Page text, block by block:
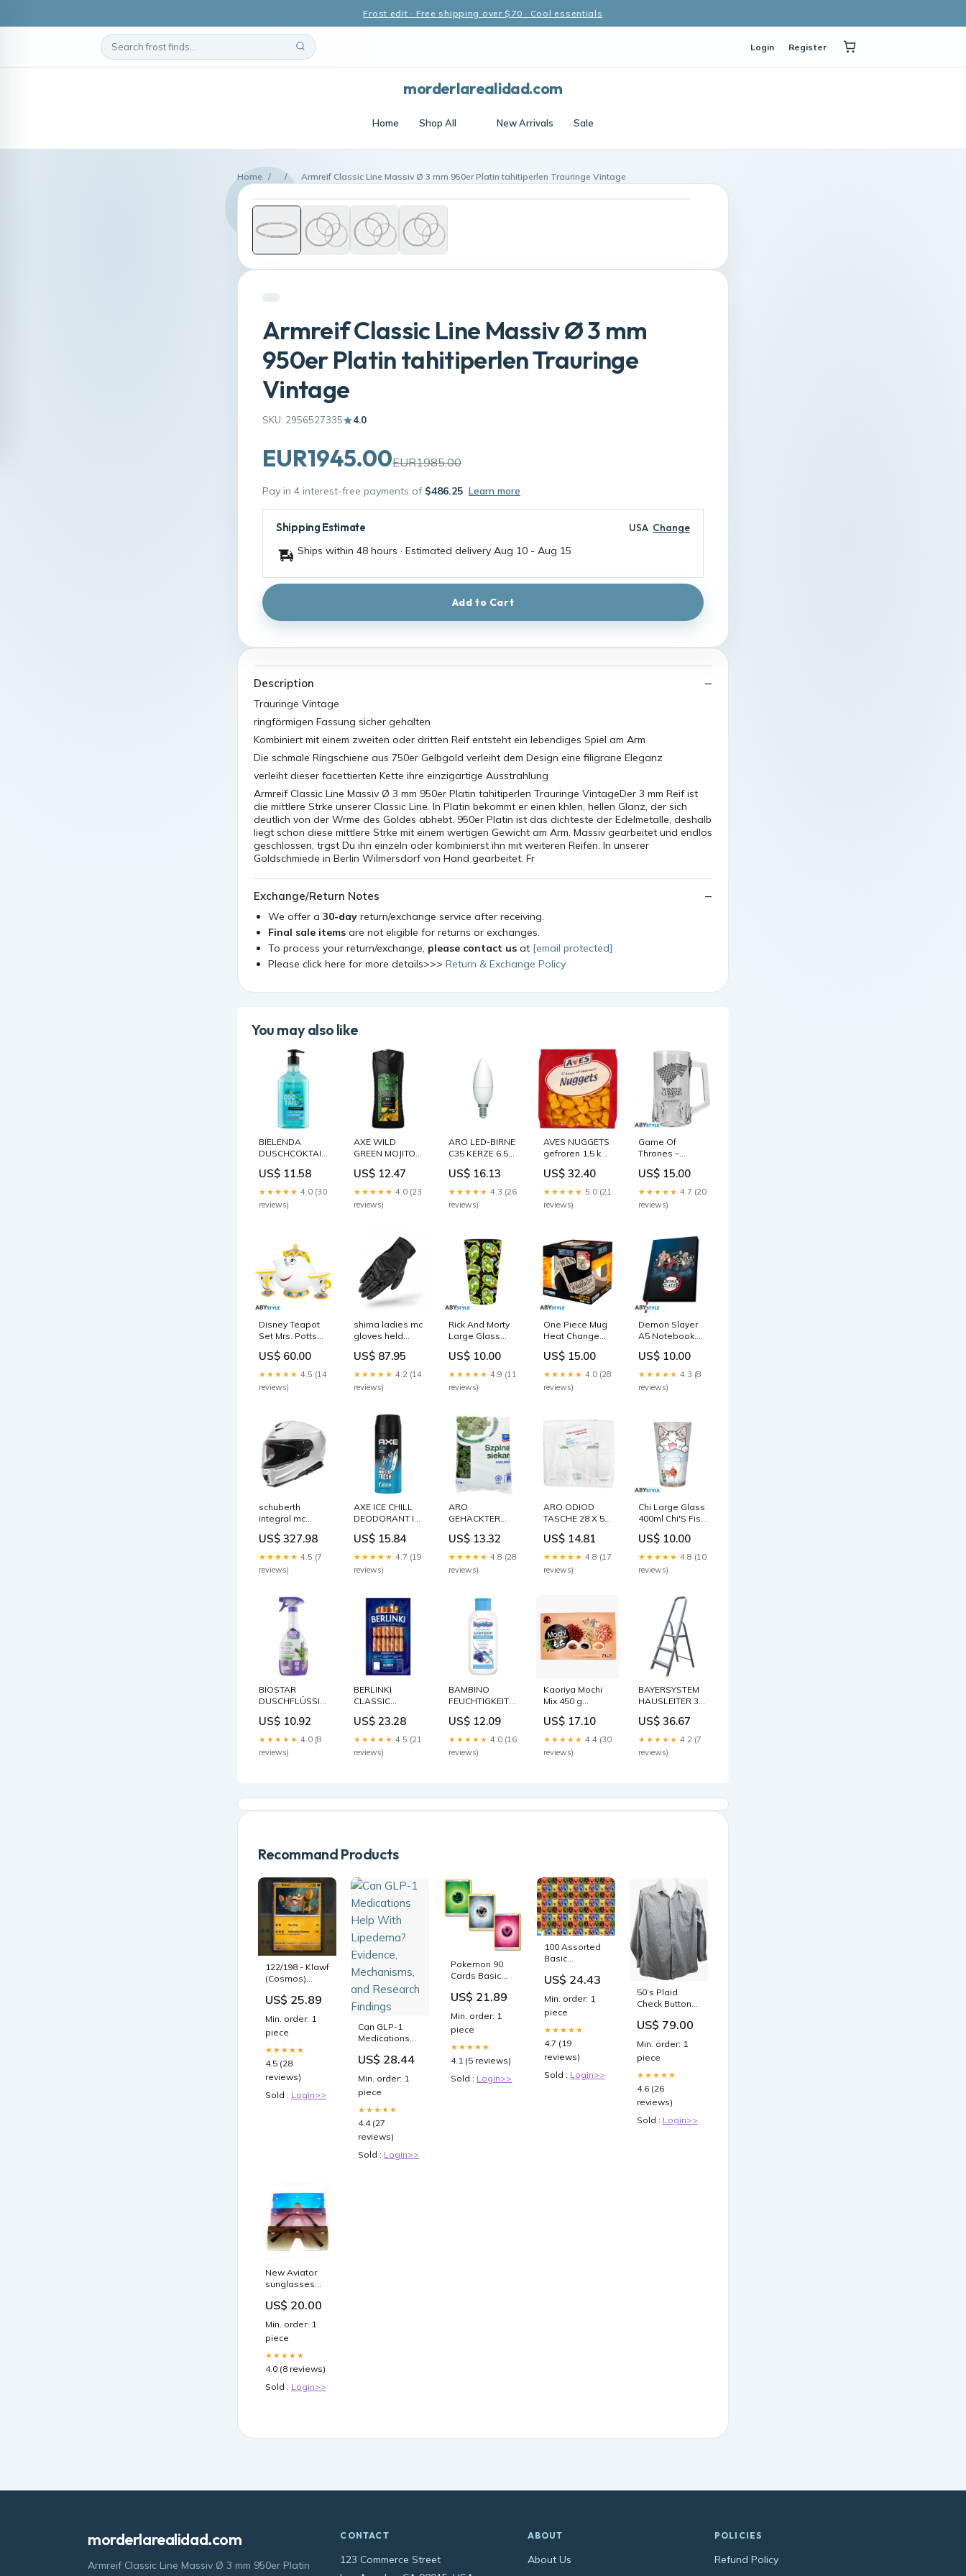
Frost edit · Free shipping over $70 · Cool essentials
Login Register
morderlarealidad.com
Home Shop All New Arrivals Sale
Home / / Armreif Classic Line Massiv Ø 3 mm 950er Platin tahitiperlen Trauringe Vintage
Armreif Classic Line Massiv Ø 3 mm
950er Platin tahitiperlen Trauringe
Vintage
SKU: 2956527335 4.0
EUR1945.00EUR1985.00
Pay in 4 interest-free payments of $486.25 Learn more
Shipping Estimate USA Change
Ships within 48 hours · Estimated delivery Aug 10 - Aug 15
Add to Cart
Description
Trauringe Vintage
ringförmigen Fassung sicher gehalten
Kombiniert mit einem zweiten oder dritten Reif entsteht ein lebendiges Spiel am Arm
Die schmale Ringschiene aus 750er Gelbgold verleiht dem Design eine filigrane Eleganz
verleiht dieser facettierten Kette ihre einzigartige Ausstrahlung
Armreif Classic Line Massiv Ø 3 mm 950er Platin tahitiperlen Trauringe VintageDer 3 mm Reif ist
die mittlere Strke unserer Classic Line. In Platin bekommt er einen khlen, hellen Glanz, der sich
deutlich von der Wrme des Goldes abhebt. 950er Platin ist das dichteste der Edelmetalle, deshalb
liegt schon diese mittlere Strke mit einem wertigen Gewicht am Arm. Massiv gearbeitet und endlos
geschlossen, trgst Du ihn einzeln oder kombinierst ihn mit weiteren Reifen. In unserer
Goldschmiede in Berlin Wilmersdorf von Hand gearbeitet. Fr
Exchange/Return Notes
We offer a 30-day return/exchange service after receiving.
Final sale items are not eligible for returns or exchanges.
To process your return/exchange, please contact us at [email protected]
Please click here for more details>>> Return & Exchange Policy
You may also like
BIELENDA
DUSCHCOKTAIL
MATCHA-
BLAUBEER-
ENERGISIERENDES
DUSCHGEL 400
US$ 11.58
★★★★★ 4.0 (30
reviews)
AXE WILD
GREEN MOJITO
DUSCHGEL
400ML
Leinsamenöl
US$ 12.47
★★★★★ 4.0 (23
reviews)
ARO LED-BIRNE
C35 KERZE 6,5W
pflanzliches
Glycerin
US$ 16.13
★★★★★ 4.3 (26
reviews)
AVES NUGGETS
gefroren 1,5 kg
Pasten
US$ 32.40
★★★★★ 5.0 (21
reviews)
Game Of
Thrones –
BNG
US$ 15.00
★★★★★ 4.7 (20
reviews)
Disney Teapot
Set Mrs. Potts
US$ 60.00
★★★★★ 4.5 (14
reviews)
shima ladies mc
gloves held
storlek_short-l
US$ 87.95
★★★★★ 4.2 (14
reviews)
Rick And Morty
Large Glass
Matte 3ED
US$ 10.00
★★★★★ 4.9 (11
reviews)
One Piece Mug
Heat Change
Cardboard Box
RAV
US$ 15.00
★★★★★ 4.0 (28
reviews)
Demon Slayer
A5 Notebook
US$ 10.00
★★★★★ 4.3 (8
reviews)
schuberth
integral mc
iphone_iphone
13 pro
US$ 327.98
★★★★★ 4.5 (7
reviews)
AXE ICE CHILL
DEODORANT IN
ML
Reisgetränke
US$ 15.84
★★★★★ 4.7 (19
reviews)
ARO
GEHACKTER
SPINAT 2,5 KG
Excluded GMC
GB
US$ 13.32
★★★★★ 4.8 (28
reviews)
ARO ODIOD
TASCHE 28 X 50
Trinkschokolade
US$ 14.81
★★★★★ 4.8 (17
reviews)
Chi Large Glass
400ml Chi'S Fish
US$ 10.00
★★★★★ 4.8 (10
reviews)
BIOSTAR
DUSCHFLÜSSIGKEIT
Nachtkerzenöl
US$ 10.92
★★★★★ 4.0 (8
reviews)
BERLINKI
CLASSIC
1,5 KG KARTE
Salze
US$ 23.28
★★★★★ 4.5 (21
reviews)
BAMBINO
FEUCHTIGKEITSSPENDENDES
400 ML
Klassischer
Kaffee
US$ 12.09
★★★★★ 4.0 (16
reviews)
Kaoriya Mochi
Mix 450 g
Soßen
US$ 17.10
★★★★★ 4.4 (30
reviews)
BAYERSYSTEM
HAUSLEITER 3
Joghurt
US$ 36.67
★★★★★ 4.2 (7
reviews)
Recommand Products
122/198 - Klawf
(Cosmos)
US$ 25.89
Min. order: 1
piece
★★★★★
4.5 (28
reviews)
Sold : Login>>
Can GLP-1
Medications
Lipedema?
Evidence,
Mechanisms,
and Research
Findings
US$ 28.44
Min. order: 1
piece
★★★★★
4.4 (27
reviews)
Sold : Login>>
Pokemon 90
Cards Basic
(10 of each
Games
US$ 21.89
Min. order: 1
piece
★★★★★
4.1 (5 reviews)
Sold : Login>>
100 Assorted
Basic
Energy Cards :
US$ 24.43
Min. order: 1
piece
★★★★★
4.7 (19
reviews)
Sold : Login>>
50’s Plaid
Check Button
Towncraft
office style
blouse
US$ 79.00
Min. order: 1
piece
★★★★★
4.6 (26
reviews)
Sold : Login>>
New Aviator
sunglasses
Blue Tint
US$ 20.00
Min. order: 1
piece
★★★★★
4.0 (8 reviews)
Sold : Login>>
morderlarealidad.com
Armreif Classic Line Massiv Ø 3 mm 950er Platin
CONTACT
123 Commerce Street
ABOUT
About Us
POLICIES
Refund Policy